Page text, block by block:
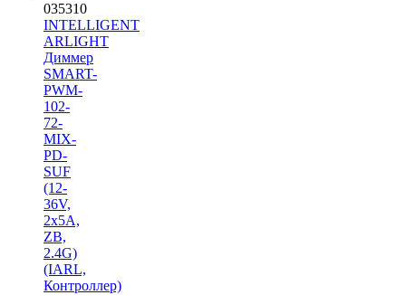
035310
INTELLIGENT
ARLIGHT
Диммер
SMART-
PWM-
102-
72-
MIX-
PD-
SUF
(12-
36V,
2x5A,
ZB,
2.4G)
(IARL,
Контроллер)